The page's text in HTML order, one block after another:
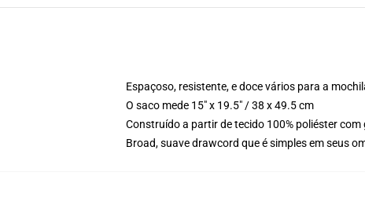
Espaçoso, resistente, e doce vários para a
O saco mede 15" x 19.5" / 38 x 49.5 cm
Construído a partir de tecido 100% poliéster
Broad, suave drawcord que é simples em seus